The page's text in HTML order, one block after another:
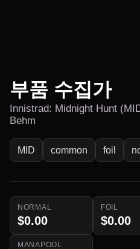
부품 수집가
Innistrad: Midnight Hunt
Behm
MID common foil
NORMAL
$0.00
FOIL
$0.00
MANAPOOL